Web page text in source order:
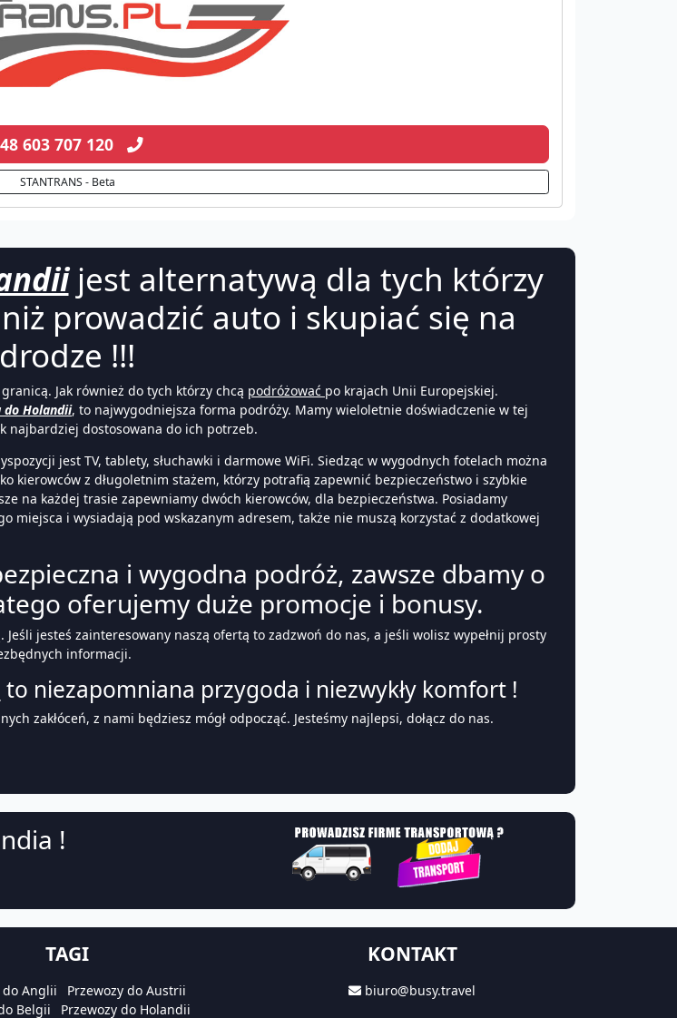
603 707 120
STANTRANS - Beta
jest alternatywą dla tych którzy
prowadzić auto i skupiać się na
drodze !!!
Jak również do tych którzy chcą podróżować po krajach Unii Europejskiej.
do Holandii, to najwygodniejsza forma podróży. Mamy wieloletnie doświadczenie w tej
najbardziej dostosowana do ich potrzeb.
jest TV, tablety, słuchawki i darmowe WiFi. Siedząc w wygodnych fotelach można
kierowców z długoletnim stażem, którzy potrafią zapewnić bezpieczeństwo i szybkie
na każdej trasie zapewniamy dwóch kierowców, dla bezpieczeństwa. Posiadamy
miejsca i wysiadają pod wskazanym adresem, także nie muszą korzystać z dodatkowej
i wygodna podróż, zawsze dbamy o
oferujemy duże promocje i bonusy.
jesteś zainteresowany naszą ofertą to zadzwoń do nas, a jeśli wolisz wypełnij prosty
informacji.
to niezapomniana przygoda i niezwykły komfort !
zakłóceń, z nami będziesz mógł odpocząć. Jesteśmy najlepsi, dołącz do nas.
!
TAGI
do Anglii
Przewozy do Austrii
Belgii
Przewozy do Holandii
KONTAKT
biuro@busy.travel